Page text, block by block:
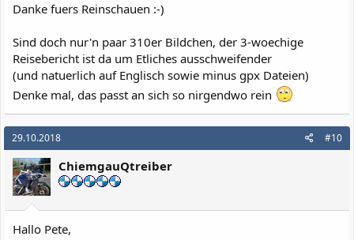
Danke fuers Reinschauen :-)
Sind doch nur'n paar 310er Bildchen, der 3-woechige
Reisebericht ist da um Etliches ausschweifender
(und natuerlich auf Englisch sowie minus gpx Dateien)
Denke mal, das passt an sich so nirgendwo rein
29.10.2018 #10
ChiemgauQtreiber
Hallo Pete,